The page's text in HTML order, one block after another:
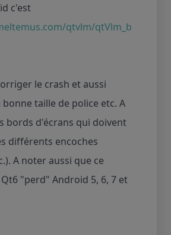
c'est
qtvlm/qtVlm_b
le crash et aussi
taille de police etc. A
bords d'écrans qui doivent
différents encoches
A noter aussi que ce
"perd" Android 5, 6, 7 et